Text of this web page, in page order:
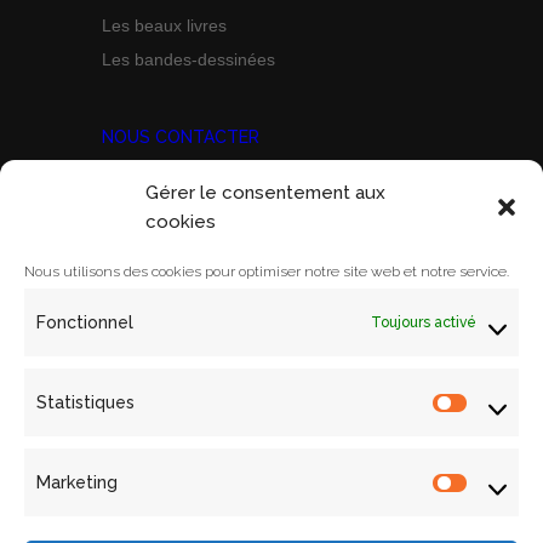
Gérer le consentement aux
cookies
Nous utilisons des cookies pour optimiser notre site web et notre service.
Fonctionnel Toujours activé
Statistiques
Marketing
Les beaux livres
Les bandes-dessinées
NOUS CONTACTER
ACORAM
Ecole Militaire, Case D
75700 PARIS SP 07